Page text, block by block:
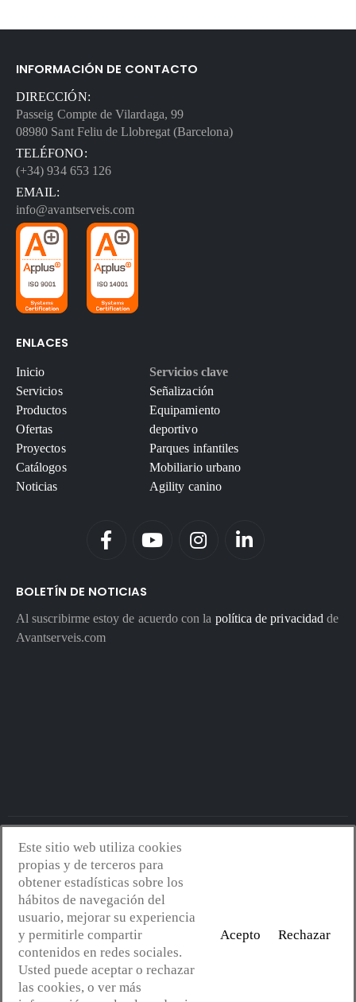
INFORMACIÓN DE CONTACTO
DIRECCIÓN:
Passeig Compte de Vilardaga, 99
08980 Sant Feliu de Llobregat (Barcelona)
TELÉFONO:
(+34) 934 653 126
EMAIL:
info@avantserveis.com
ENLACES
Inicio
Servicios
Productos
Ofertas
Proyectos
Catálogos
Noticias
Servicios clave
Señalización
Equipamiento
deportivo
Parques infantiles
Mobiliario urbano
Agility canino
BOLETÍN DE NOTICIAS
Al suscribirme estoy de acuerdo con la política de privacidad de
Avantserveis.com
Avantserveis.com -Aviso legal - GDPR
Política de cookies-Política de calidad y medio ambiente
web:Mejorconweb
Este sitio web utiliza cookies
propias y de terceros para
obtener estadísticas sobre los
hábitos de navegación del
usuario, mejorar su experiencia
y permitirle compartir
contenidos en redes sociales.
Usted puede aceptar o rechazar
las cookies, o ver más
Acepto Rechazar